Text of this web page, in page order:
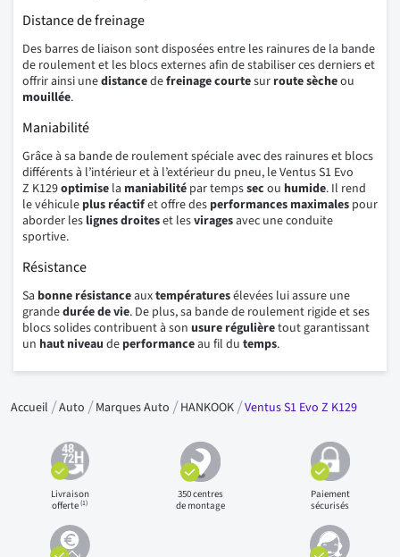
Distance de freinage
Des barres de liaison sont disposées entre les rainures de la bande
de roulement et les blocs externes afin de stabiliser ces derniers et
offrir ainsi unedistancedefreinagecourtesur routesècheou
mouillée.
Maniabilité
Grâce à sa bande de roulement spéciale avec des rainures et blocs
différents à l’intérieur et à l’extérieur du pneu, le Ventus S1 Evo
Z K129optimise la maniabilité par tempssec ou humide. Il rend
le véhicule plus réactifet offre des performances maximales pour
aborder les lignes droiteset lesviragesavec une conduite
sportive.
Résistance
Sa bonne résistanceauxtempératuresélevées lui assure une
grandeduréedevie. De plus, sa bande de roulement rigide et ses
blocs solides contribuent à son usure régulièretout garantissant
un haut niveau de performanceau fil du temps.
Accueil Auto Marques Auto HANKOOK Ventus S1 Evo Z K129
Livraison
offerte(1)
350 centres
de montage
Paiement
sécurisés